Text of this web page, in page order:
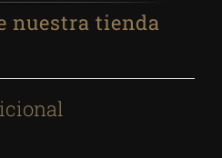
nuestra tienda